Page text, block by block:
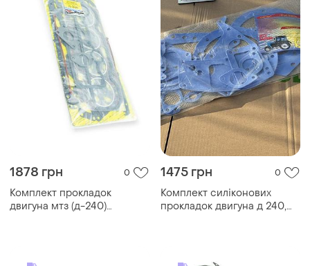
1878 грн 0
Комплект прокладок
двигуна мтз (д-240)
1475 грн 0
Комплект силіконових
прокладок двигуна д 240,